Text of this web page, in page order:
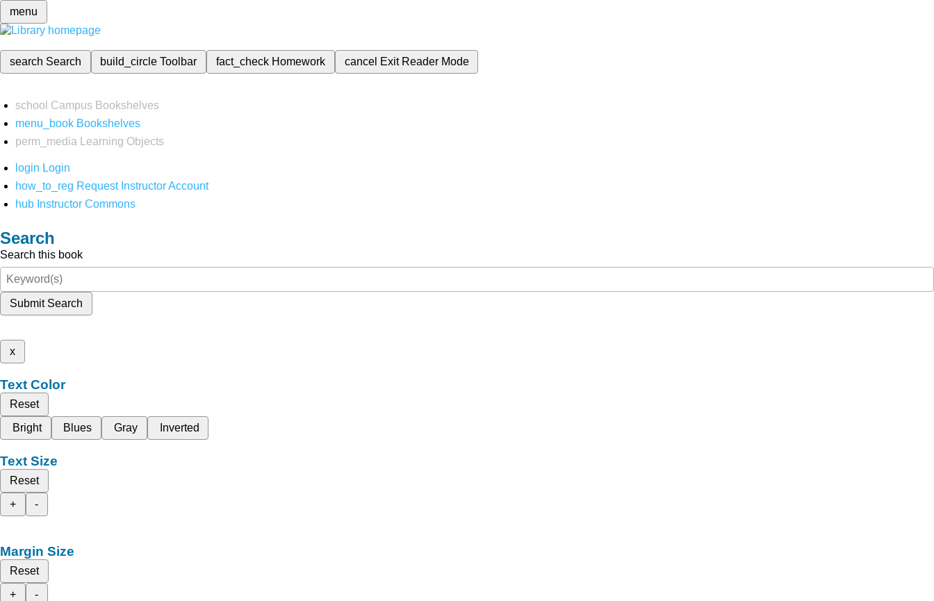
menu
search Search build_circleToolbar fact_check Homework cancel Exit Reader Mode
school Campus Bookshelves
menu_book Bookshelves
perm_media
Learning Objects
login Login
how_to_reg Request Instructor Account
hub Instructor Commons
Search
Search this book
Submit Search
x
Text Color
Reset
Bright
Blues Gray Inverted
Text Size
Reset
+
-
Margin Size
Reset
+
-